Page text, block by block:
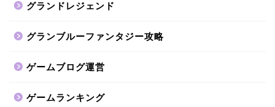
グランドレジェンド
グランブルーファンタジー攻略
ゲームブログ運営
ゲームランキング